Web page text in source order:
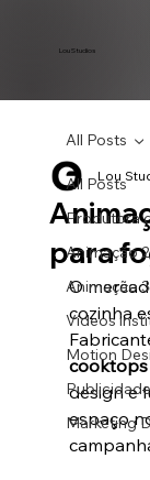
Lou Studios
All Posts
Produtora
Animação
Animação
Vídeos
Motion
Publicidade
Marketing
All Posts
para
Lou
O
cozinha
cooktops
design e
espaço